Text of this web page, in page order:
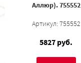
Аллюр). 755552
Артикул: 755552
5827 руб.